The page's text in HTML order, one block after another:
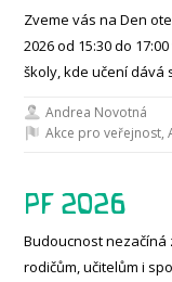
Zveme vás na Den
2026 od 15:30 do
školy, kde učení
Andrea Novotná
Akce pro veřejnost,
PF 2026
Budoucnost nezačíná
rodičům, učitelům i